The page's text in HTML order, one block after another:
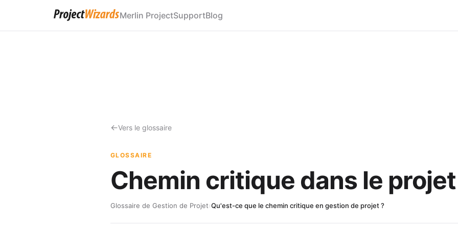
Merlin ProjectSupportBlog
Vers le glossaire
GLOSSAIRE
Chemin critique dans le projet
Glossaire de Gestion de Projet›Qu'est-ce que le chemin critique en gestion de projet ?